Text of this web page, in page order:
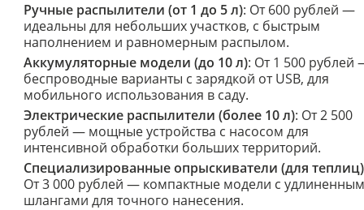
Ручные распылители (от 1 до 5 л): От 600 рублей —
идеальны для небольших участков, с быстрым
наполнением и равномерным распылом.
Аккумуляторные модели (до 10 л): От 1 500 рублей
беспроводные варианты с зарядкой от USB, для
мобильного использования в саду.
Электрические распылители (более 10 л): От 2 500
рублей — мощные устройства с насосом для
интенсивной обработки больших территорий.
Специализированные опрыскиватели (для теплиц)
От 3 000 рублей — компактные модели с
шлангами для точного нанесения.